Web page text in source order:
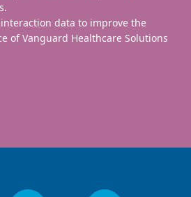
data to improve the
of Vanguard Healthcare Solutions